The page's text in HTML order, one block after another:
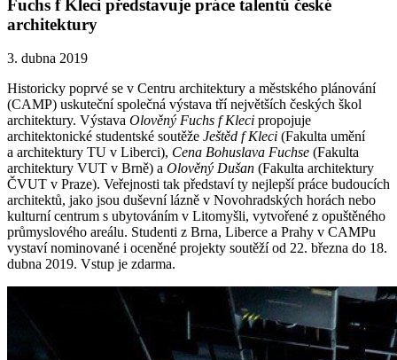
Fuchs f Kleci představuje práce talentů české
architektury
3. dubna 2019
Historicky poprvé se v Centru architektury a městského plánování
(CAMP) uskuteční společná výstava tří největších českých škol
architektury. Výstava Olověný Fuchs f Kleci propojuje
architektonické studentské soutěže Ještěd f Kleci (Fakulta umění
a architektury TU v Liberci), Cena Bohuslava Fuchse (Fakulta
architektury VUT v Brně) a Olověný Dušan (Fakulta architektury
ČVUT v Praze). Veřejnosti tak představí ty nejlepší práce budoucích
architektů, jako jsou duševní lázně v Novohradských horách nebo
kulturní centrum s ubytováním v Litomyšli, vytvořené z opuštěného
průmyslového areálu. Studenti z Brna, Liberce a Prahy v CAMPu
vystaví nominované i oceněné projekty soutěží od 22. března do 18.
dubna 2019. Vstup je zdarma.